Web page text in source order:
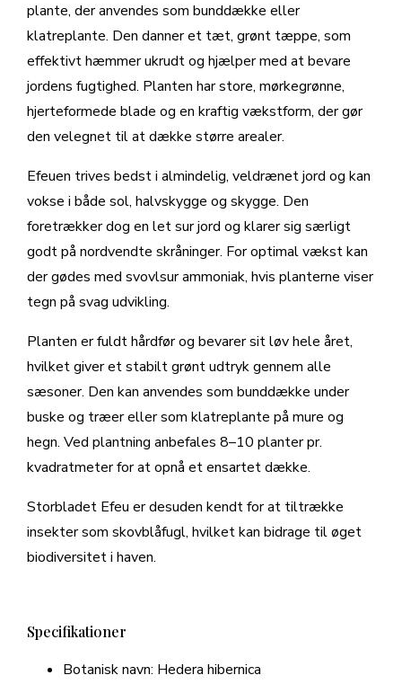
plante, der anvendes som bunddække eller
klatreplante. Den danner et tæt, grønt tæppe, som
effektivt hæmmer ukrudt og hjælper med at bevare
jordens fugtighed. Planten har store, mørkegrønne,
hjerteformede blade og en kraftig vækstform, der gør
den velegnet til at dække større arealer.
Efeuen trives bedst i almindelig, veldrænet jord og kan
vokse i både sol, halvskygge og skygge. Den
foretrækker dog en let sur jord og klarer sig særligt
godt på nordvendte skråninger. For optimal vækst kan
der gødes med svovlsur ammoniak, hvis planterne viser
tegn på svag udvikling.
Planten er fuldt hårdfør og bevarer sit løv hele året,
hvilket giver et stabilt grønt udtryk gennem alle
sæsoner. Den kan anvendes som bunddække under
buske og træer eller som klatreplante på mure og
hegn. Ved plantning anbefales 8–10 planter pr.
kvadratmeter for at opnå et ensartet dække.
Storbladet Efeu er desuden kendt for at tiltrække
insekter som skovblåfugl, hvilket kan bidrage til øget
biodiversitet i haven.
Specifikationer
Botanisk navn: Hedera hibernica